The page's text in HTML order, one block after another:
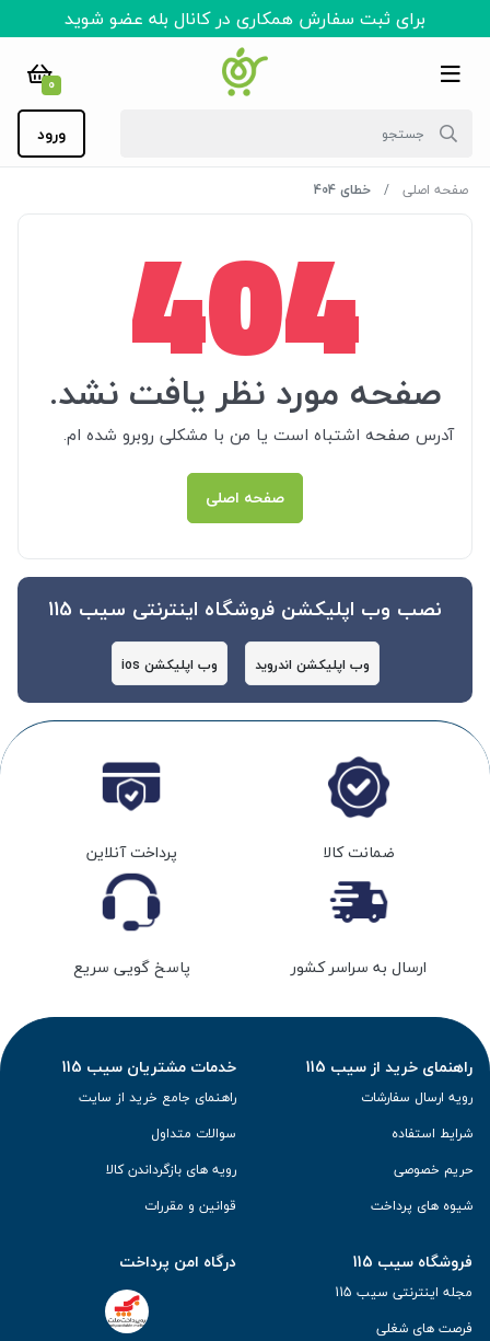
برای ثبت سفارش همکاری در کانال بله عضو شوید
0
ورود
صفحه اصلی خطای 404
404
صفحه مورد نظر یافت نشد.
آدرس صفحه اشتباه است یا من با مشکلی روبرو شده ام.
صفحه اصلی
نصب وب اپلیکشن فروشگاه اینترنتی سیب 115
وب اپلیکشن اندروید وب اپلیکشن ios
ضمانت کالا پرداخت آنلاین
ارسال به سراسر کشور پاسخ گویی سریع
راهنمای خرید از سیب 115
رویه ارسال سفارشات
شرایط استفاده
حریم خصوصی
شیوه های پرداخت
خدمات مشتریان سیب 115
راهنمای جامع خرید از سایت
سوالات متداول
رویه های بازگرداندن کالا
قوانین و مقررات
فروشگاه سیب 115
مجله اینترنتی سیب 115
فرصت های شغلی
درگاه امن پرداخت